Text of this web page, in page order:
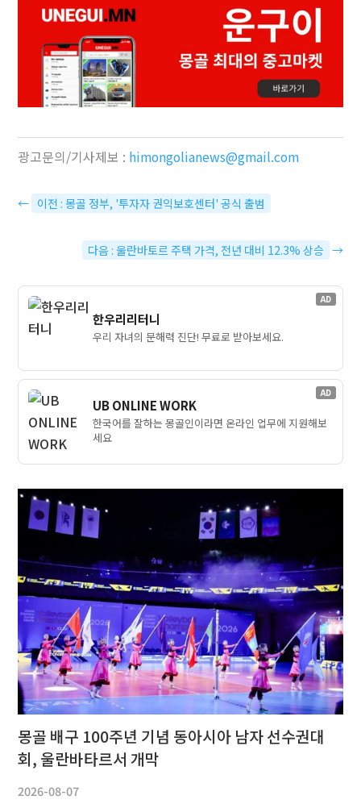
광고문의/기사제보 : himongolianews@gmail.com
← 이전 : 몽골 정부, '투자자 권익보호센터' 공식 출범
다음 : 울란바토르 주택 가격, 전년 대비 12.3% 상승 →
AD
한우리리터니
우리 자녀의 문해력 진단! 무료로 받아보세요.
AD
UB ONLINE WORK
한국어를 잘하는 몽골인이라면 온라인 업무에 지원해보
세요
몽골 배구 100주년 기념 동아시아 남자 선수권대
회, 울란바타르서 개막
2026-08-07